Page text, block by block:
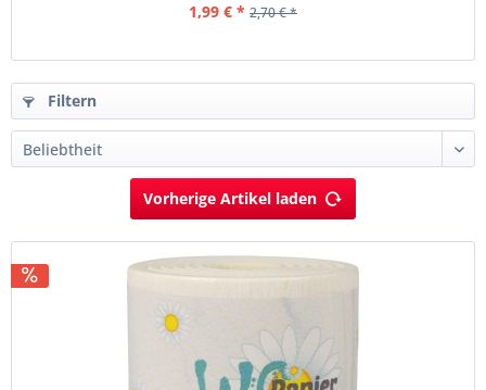
1,99 € * 2,70 € *
Filtern
Vorherige Artikel laden